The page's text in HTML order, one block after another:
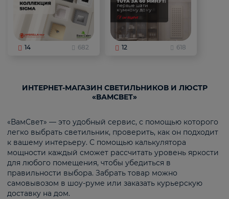
14 682 12 618
ИНТЕРНЕТ-МАГАЗИН СВЕТИЛЬНИКОВ И ЛЮСТР
«ВАМСВЕТ»
«ВамСвет» — это удобный сервис, с помощью которого
легко выбрать светильник, проверить, как он подходит
к вашему интерьеру. С помощью калькулятора
мощности каждый сможет рассчитать уровень яркости
для любого помещения, чтобы убедиться в
правильности выбора. Забрать товар можно
самовывозом в шоу-руме или заказать курьерскую
доставку на дом.